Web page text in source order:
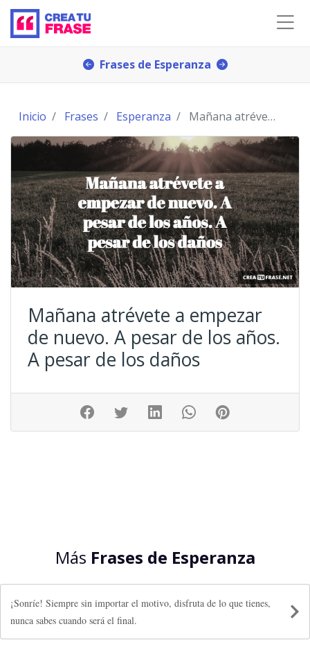
Frases de Esperanza
Inicio Frases Esperanza Mañana atrévete a empezar de nuevo. A pesar de l
Mañana atrévete a empezar
de nuevo. A pesar de los años.
A pesar de los daños
Más Frases de Esperanza
¡Sonríe! Siempre sin importar el motivo, disfruta de lo que tienes,
nunca sabes cuando será el final.